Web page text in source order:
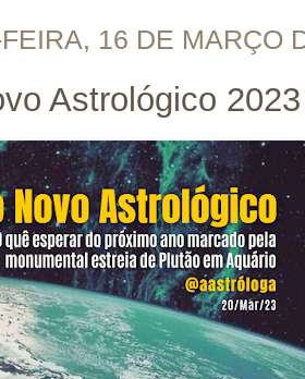
16 DE MARÇO
Astrológico